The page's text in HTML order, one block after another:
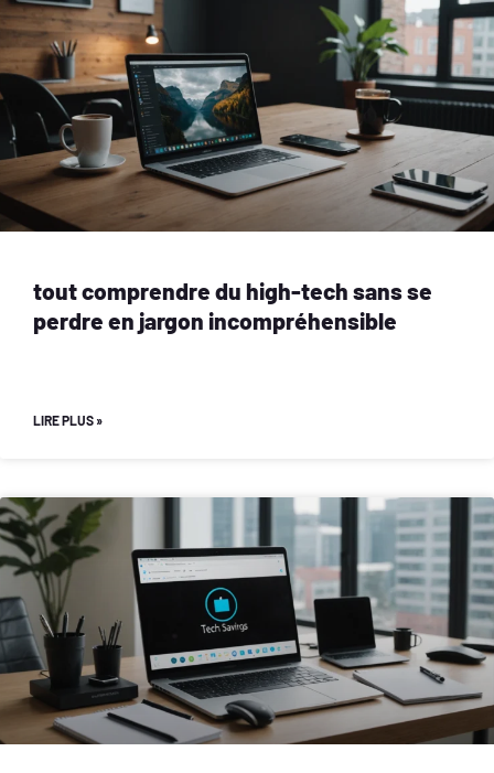
tout comprendre du high-tech sans se
perdre en jargon incompréhensible
LIRE PLUS »